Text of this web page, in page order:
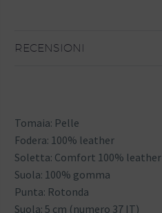
RECENSIONI
Tomaia: Pelle
Fodera: 100% leather
Soletta: Comfort 100% leather
Suola: 100% gomma
Punta: Rotonda
Suola: 5 cm (numero 37 IT)